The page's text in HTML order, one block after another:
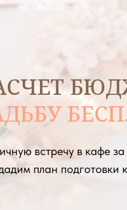
встречу в кафе
план подготовки